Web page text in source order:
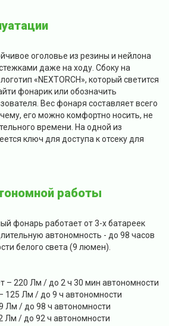
оголовье из резины и нейлона
даже на ходу. Сбоку на
«NEXTORCH», который светится
фонарик или обозначить
Вес фонаря составляет всего
его можно комфортно носить, не
времени. На одной из
ключ для доступа к отсеку для
работы
фонарь работает от 3-х батареек
автономность - до 98 часов
белого света (9 люмен).
– 220 Лм / до 2 ч 30 мин автономности
125 Лм / до 9 ч автономности
Лм / до 98 ч автономности
Лм / до 92 ч автономности